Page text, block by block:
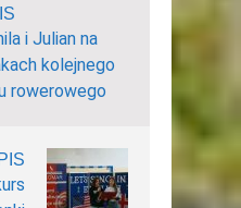
i Julian na
kolejnego
rowerowego